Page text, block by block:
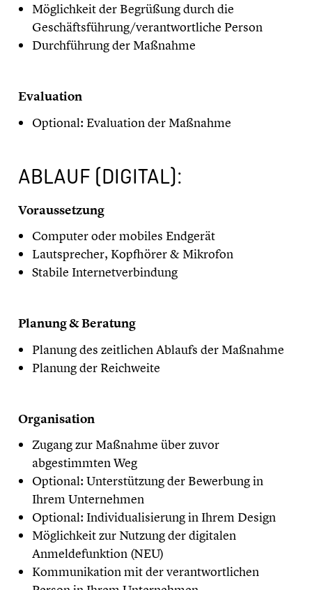
Möglichkeit der Begrüßung durch die
Geschäftsführung/verantwortliche Person
Durchführung der Maßnahme
Evaluation
Optional: Evaluation der Maßnahme
ABLAUF (DIGITAL):
Voraussetzung
Computer oder mobiles Endgerät
Lautsprecher, Kopfhörer & Mikrofon
Stabile Internetverbindung
Planung & Beratung
Planung des zeitlichen Ablaufs der Maßnahme
Planung der Reichweite
Organisation
Zugang zur Maßnahme über zuvor
abgestimmten Weg
Optional: Unterstützung der Bewerbung in
Ihrem Unternehmen
Optional: Individualisierung in Ihrem Design
Möglichkeit zur Nutzung der digitalen
Anmeldefunktion (NEU)
Kommunikation mit der verantwortlichen